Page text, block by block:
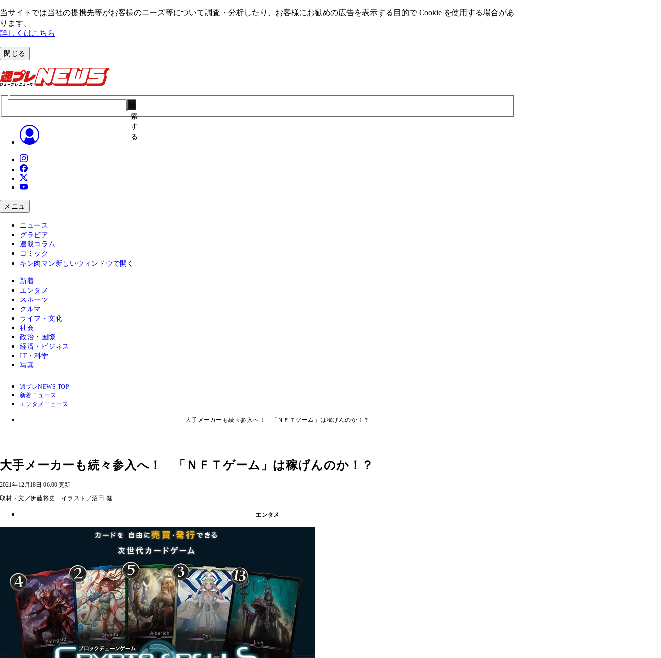
当サイトでは当社の提携先等がお客様のニーズ等について調査・分析したり、お客様にお勧めの広告を表⽰する⽬的で Cookie を使⽤する場合があ
ります。
詳しくはこちら
閉じる
索
す
る
メニュ
ニュース
グラビア
連載コラム
コミック
キン肉マン 新しいウィンドウで開く
新着
エンタメ
スポーツ
クルマ
ライフ・文化
社会
政治・国際
経済・ビジネス
IT・科学
写真
週プレNEWS TOP
新着ニュース
エンタメニュース
大手メーカーも続々参入へ！ 「ＮＦＴゲーム」は稼げんのか！？
大手メーカーも続々参入へ！ 「ＮＦＴゲーム」は稼げんのか！？
2021年12月18日 06:00 更新
取材・文／伊藤将史 イラスト／沼田 健
エンタメ